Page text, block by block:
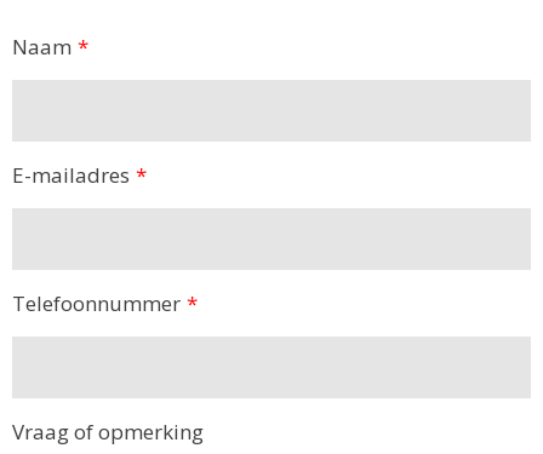
Naam *
E-mailadres *
Telefoonnummer *
Vraag of opmerking